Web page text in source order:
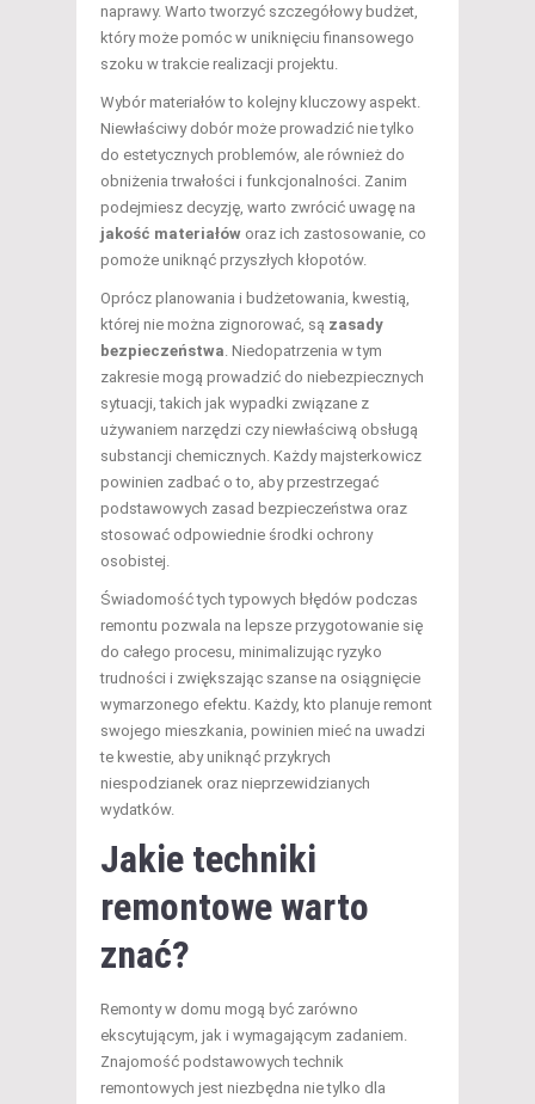
naprawy. Warto tworzyć szczegółowy budżet,
który może pomóc w uniknięciu finansowego
szoku w trakcie realizacji projektu.
Wybór materiałów to kolejny kluczowy aspekt.
Niewłaściwy dobór może prowadzić nie tylko
do estetycznych problemów, ale również do
obniżenia trwałości i funkcjonalności. Zanim
podejmiesz decyzję, warto zwrócić uwagę na
jakość materiałów oraz ich zastosowanie, co
pomoże uniknąć przyszłych kłopotów.
Oprócz planowania i budżetowania, kwestią,
której nie można zignorować, są zasady
bezpieczeństwa. Niedopatrzenia w tym
zakresie mogą prowadzić do niebezpiecznych
sytuacji, takich jak wypadki związane z
używaniem narzędzi czy niewłaściwą obsługą
substancji chemicznych. Każdy majsterkowicz
powinien zadbać o to, aby przestrzegać
podstawowych zasad bezpieczeństwa oraz
stosować odpowiednie środki ochrony
osobistej.
Świadomość tych typowych błędów podczas
remontu pozwala na lepsze przygotowanie się
do całego procesu, minimalizując ryzyko
trudności i zwiększając szanse na osiągnięcie
wymarzonego efektu. Każdy, kto planuje remont
swojego mieszkania, powinien mieć na uwadzi
te kwestie, aby uniknąć przykrych
niespodzianek oraz nieprzewidzianych
wydatków.
Jakie techniki
remontowe warto
znać?
Remonty w domu mogą być zarówno
ekscytującym, jak i wymagającym zadaniem.
Znajomość podstawowych technik
remontowych jest niezbędna nie tylko dla